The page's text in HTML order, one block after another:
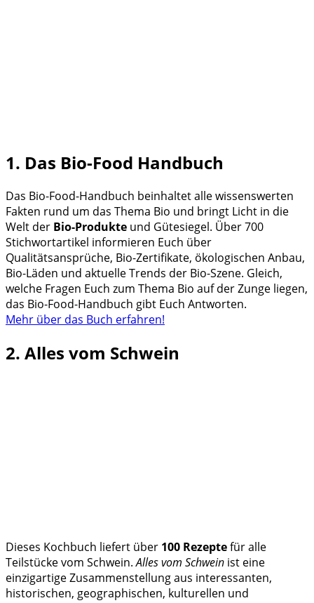
1. Das Bio-Food Handbuch
Das Bio-Food-Handbuch beinhaltet alle wissenswerten
Fakten rund um das Thema Bio und bringt Licht in die
Welt der Bio-Produkte und Gütesiegel. Über 700
Stichwortartikel informieren Euch über
Qualitätsansprüche, Bio-Zertifikate, ökologischen Anbau,
Bio-Läden und aktuelle Trends der Bio-Szene. Gleich,
welche Fragen Euch zum Thema Bio auf der Zunge liegen,
das Bio-Food-Handbuch gibt Euch Antworten.
Mehr über das Buch erfahren!
2. Alles vom Schwein
Dieses Kochbuch liefert über 100 Rezeptefür alle
Teilstücke vom Schwein.Alles vom Schwein ist eine
einzigartige Zusammenstellung aus interessanten,
historischen, geographischen, kulturellen und